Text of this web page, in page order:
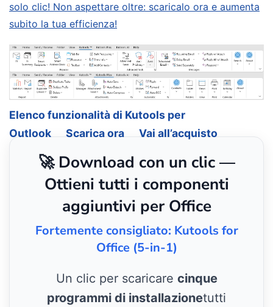
solo clic! Non aspettare oltre: scaricalo ora e aumenta
subito la tua efficienza!
Elenco funzionalità di Kutools per
Outlook
Scarica ora Vai all’acquisto
🚀 Download con un clic —
Ottieni tutti i componenti
aggiuntivi per Office
Fortemente consigliato: Kutools for
Office (5-in-1)
Un clic per scaricare cinque
programmi di installazionetutti